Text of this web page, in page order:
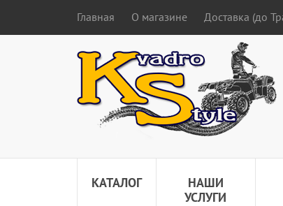
Главная О магазине Доставка (до
КАТАЛОГ
НАШИ
УСЛУГИ